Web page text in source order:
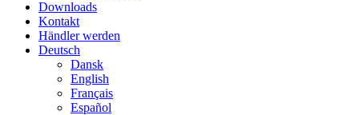
Downloads
Kontakt
Händler werden
Deutsch
Dansk
English
Français
Español